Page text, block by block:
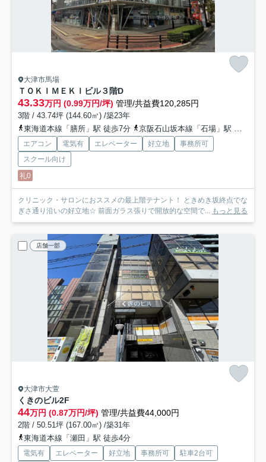
大津市馬場
ＴＯＫＩＭＥＫＩビル３階D
43.33万円 (0.99万円/坪) 管理/共益費120,285円
3階 / 43.74坪 (144.60㎡) /築23年
東海道本線「膳所」駅 徒歩7分
京阪石山坂本線「石場」駅 徒歩8分
エアコン 電気有 エレベーター 好立地
事務所可
スクール向け
礼0
クリニック・サロンにおススメの最上階テナント！ ときめき坂終点でな
ぎさ通り沿いの好立地☆ 前面ガラス張りで開放的な空間で... もっと見る
店舗一部
大津市大萱
くきのビル2F
44万円 (0.87万円/坪) 管理/共益費44,000円
2階 / 50.51坪 (167.00㎡) /築31年
東海道本線「瀬田」駅 徒歩4分
電気有 エレベーター 好立地 事務所可
駐車2台可